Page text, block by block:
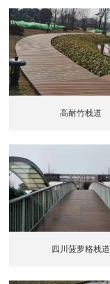
高耐竹栈道
四川菠萝格栈道